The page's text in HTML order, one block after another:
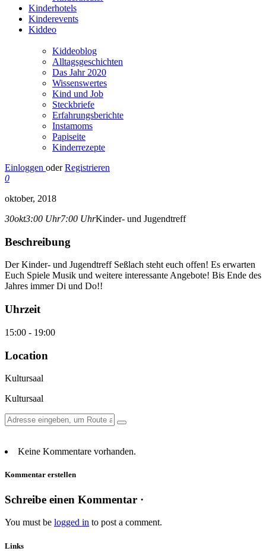
Kinderhotels
Kinderevents
Kiddeo
Kiddeoblog
Alltagsgeschichten
Das Jahr 2020
Wissenswertes
Kind und Job
Steckbriefe
Erfahrungsberichte
Instamoms
Papiseite
Kinderrezepte
Einloggen oder Registrieren
0
oktober, 2018
30okt3:00 Uhr7:00 UhrKinder- und Jugendtreff
Beschreibung
Der Kinder- und Jugendtreff Seßlach steht euch offen! Es erwarten
Euch Spiele Musik und weitere interessante Angebote! Bis Ende des
Jahres immer Di und Do!!
Uhrzeit
15:00 - 19:00
Location
Kultursaal
Kultursaal
Keine Kommentare vorhanden.
Kommentar erstellen
Schreibe einen Kommentar ·
You must be logged in to post a comment.
Links